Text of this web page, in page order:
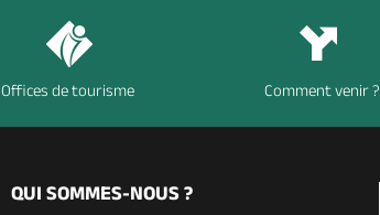
Offices de tourisme Comment venir ?
QUI SOMMES-NOUS ?